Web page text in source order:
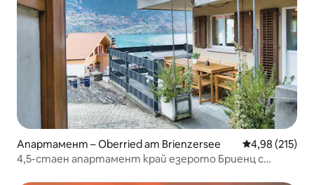
Апартамент – Oberried am Brienzersee Средна
4,98 (215)
4,5-стаен апартамент край езерото Бриенц с